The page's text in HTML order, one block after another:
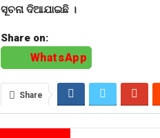
ସୂଚନା ଦିଆଯାଇଛି ।
Share on:
WhatsApp
Share